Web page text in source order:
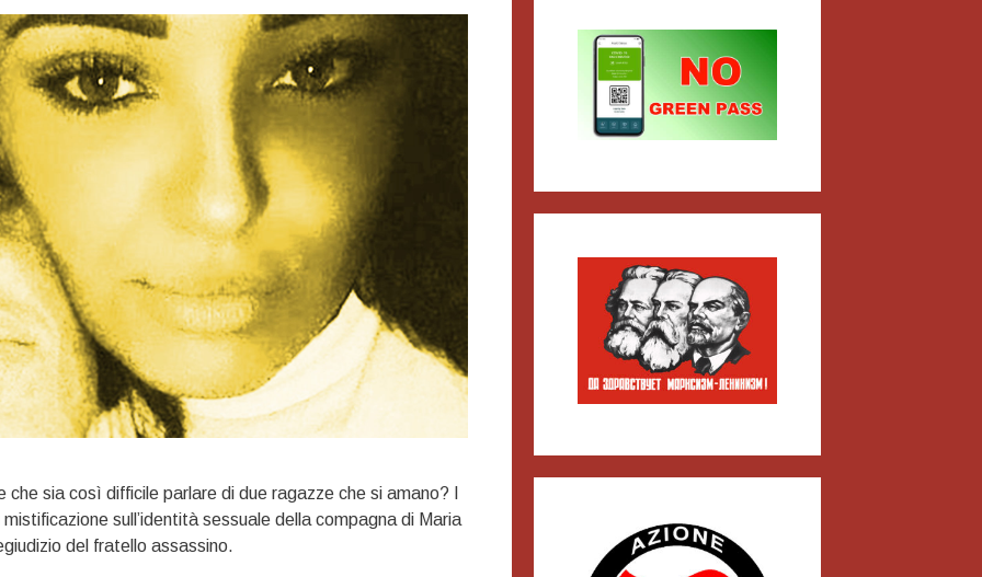
che sia così difficile parlare di due ragazze che si amano? I
sull’identità sessuale della compagna di Maria
del fratello assassino.